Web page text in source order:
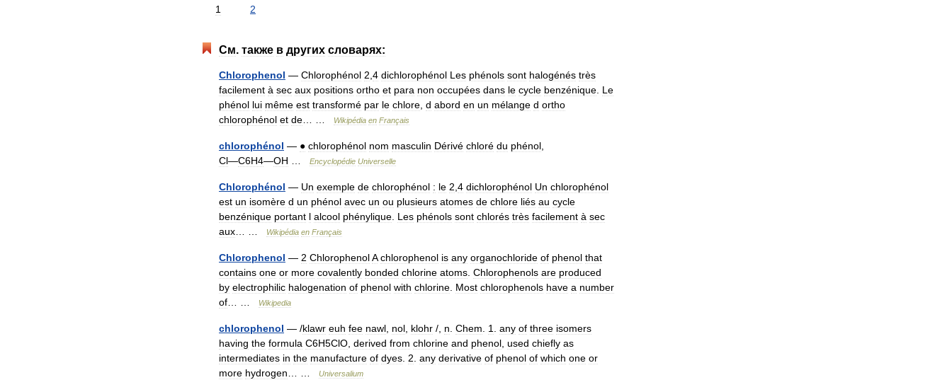
1 2
См. также в других словарях:
Chlorophenol — Chlorophénol 2 4 dichlorophénol Les phénols sont halogénés très
facilement à sec aux positions ortho et para non occupées dans le cycle benzénique Le
phénol lui même est transformé par le chlore d abord en un mélange d ortho
chlorophénol et de Wikipédia en Français
chlorophénol — ● chlorophénol nom masculin Dérivé chloré du phénol
Cl―C6H4―OH Encyclopédie Universelle
Chlorophénol — Un exemple de chlorophénol : le 2 4 dichlorophénol Un chlorophénol
est un isomère d un phénol avec un ou plusieurs atomes de chlore liés au cycle
benzénique portant l alcool phénylique Les phénols sont chlorés très facilement à sec
aux
Wikipédia en Français
Chlorophenol — 2 ChlorophenolA chlorophenol is any organochloride of phenol that
contains one or more covalently bonded chlorine atoms Chlorophenols are produced
by electrophilic halogenation of phenol with chlorine Most chlorophenols have a number
of
Wikipedia
chlorophenol — /klawr euh fee nawl nol klohr /, n Chem 1 any of three isomers
having the formula C6H5ClO derived from chlorine and phenol used chiefly as
intermediates in the manufacture of dyes 2 any derivative of phenol of which one or
more hydrogen Universalium